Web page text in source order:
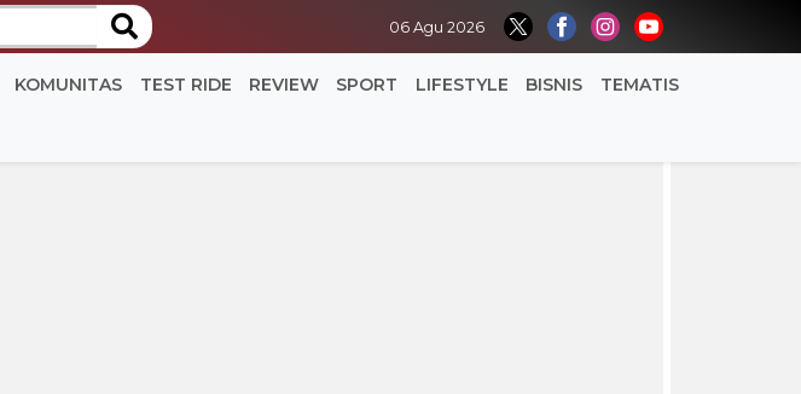
06 Agu 2026
KOMUNITAS TEST RIDE REVIEW SPORT LIFESTYLE BISNIS TEMATIS